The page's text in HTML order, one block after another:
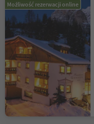
Możliwość rezerwacji online